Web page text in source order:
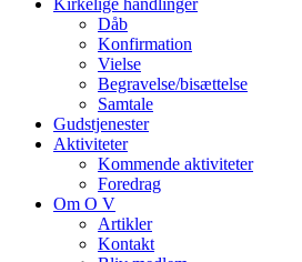
Dåb
Konfirmation
Vielse
Begravelse/bisættelse
Samtale
Gudstjenester
Aktiviteter
Kommende aktiviteter
Foredrag
Om O V
Artikler
Kontakt